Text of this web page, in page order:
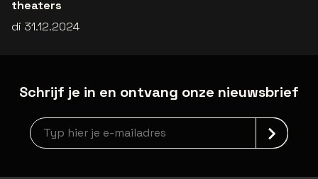
theaters
di 31.12.2024
Schrijf je in en ontvang onze nieuwsbrief
Nieuwsbrief aanmelding